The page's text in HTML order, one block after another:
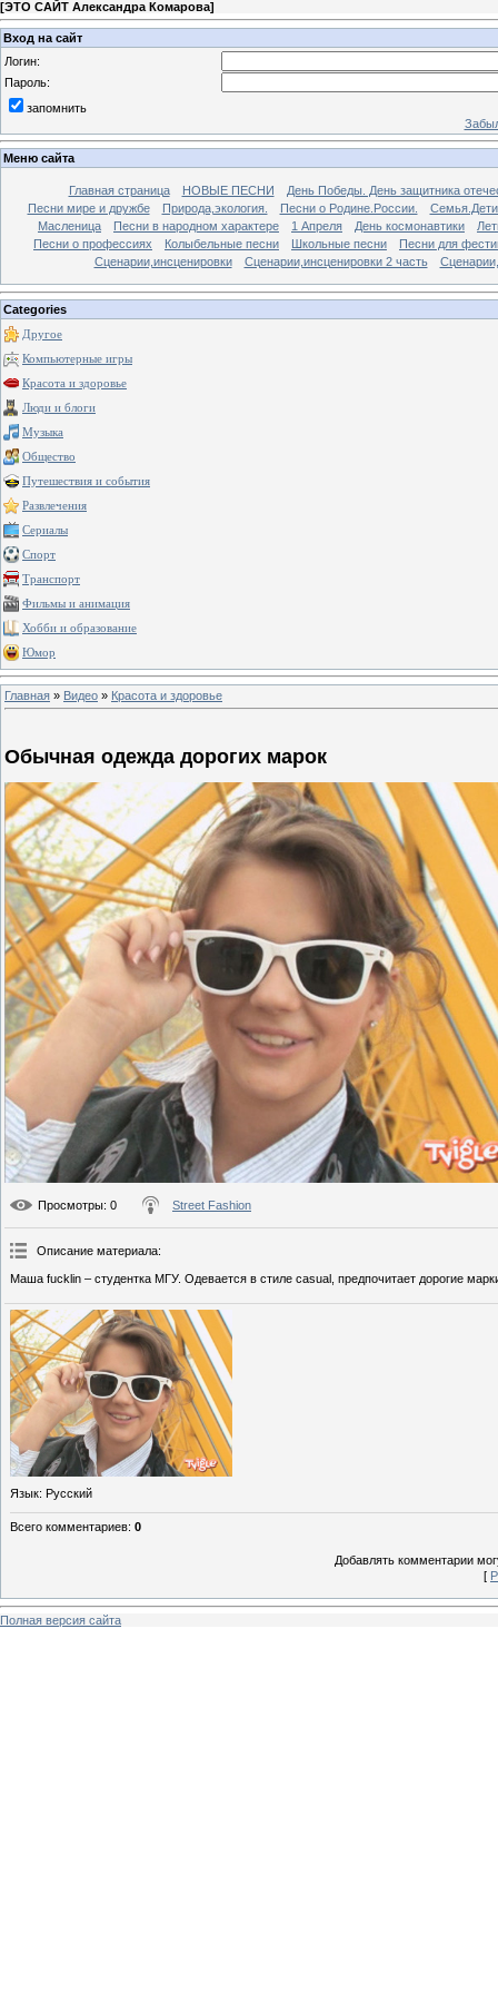
[ЭТО САЙТ Александра Комарова]
Вход на сайт
Логин:
Пароль:
запомнить
Меню сайта
Главная страница НОВЫЕ ПЕСНИ
День Победы. День защитника
Песни мире и дружбе
Природа,экология. Песни о Родине.России.
Масленица
Песни в народном характере 1 Апреля День космонавтики
Песни о профессиях
Колыбельные песни Школьные песни
Песни для
Сценарии,инсценировки
Сценарии,инсценировки 2 часть
Categories
Другое
Компьютерные игры
Красота и здоровье
Люди и блоги
Музыка
Общество
Путешествия и события
Развлечения
Сериалы
Спорт
Транспорт
Фильмы и анимация
Хобби и образование
Юмор
Главная » Видео » Красота и здоровье
Обычная одежда дорогих марок
Просмотры: 0 Street Fashion
Описание материала:
Маша fucklin – студентка МГУ. Одевается в стиле casual, предпочитает дорогие
Язык: Русский
Всего комментариев: 0
Добавлять комментарии
[
Полная версия сайта